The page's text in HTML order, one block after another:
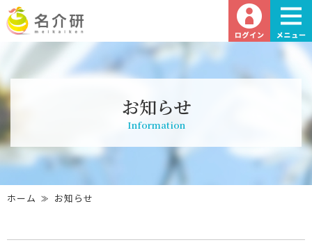
お知らせ
Information
ホーム お知らせ